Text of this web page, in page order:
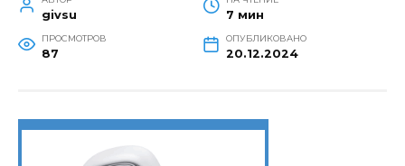
givsu 7 мин
ПРОСМОТРОВ
87
ОПУБЛИКОВАНО
20.12.2024